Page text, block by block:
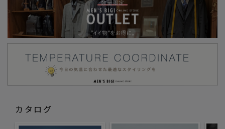
カタログ